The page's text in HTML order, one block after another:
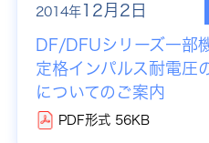
2014年12月2日
DF/DFUシリーズ一部
定格インパルス耐電圧
についてのご案内
PDF形式 56KB